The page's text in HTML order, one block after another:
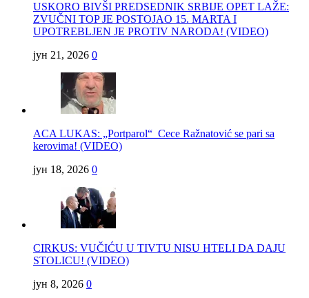
USKORO BIVŠI PREDSEDNIK SRBIJE OPET LAŽE:
ZVUČNI TOP JE POSTOJAO 15. MARTA I
UPOTREBLJEN JE PROTIV NARODA! (VIDEO)
јун 21, 2026 0
ACA LUKAS: „Portparol“ Cece Ražnatović se pari sa
kerovima! (VIDEO)
јун 18, 2026 0
CIRKUS: VUČIĆU U TIVTU NISU HTELI DA DAJU
STOLICU! (VIDEO)
јун 8, 2026 0